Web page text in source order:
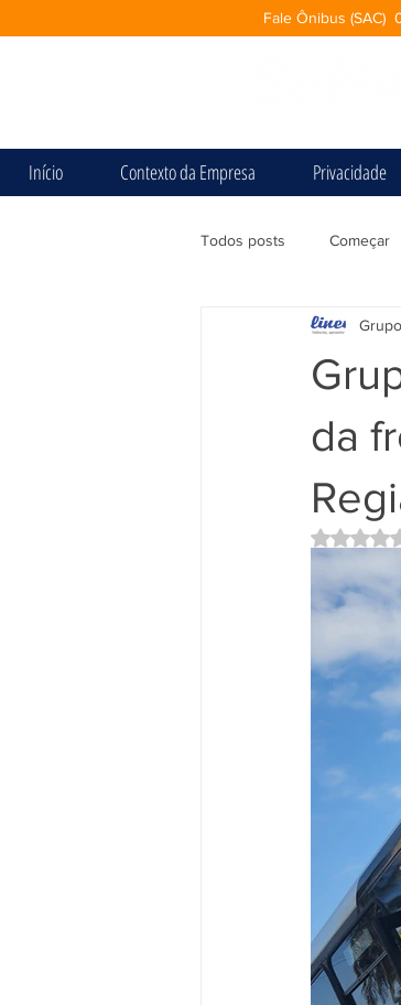
Fale Ônibus (SAC)
Início Contexto da Empresa Privacidade
Todos posts Começar
da